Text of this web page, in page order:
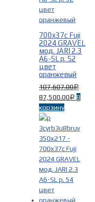
700x37c Fuji
2024 GRAVEL
мод. JARI 2.3
A6-SL р. 52
цвет
оранжевый
107,607.00Р
87,500.00 Р В
корзину